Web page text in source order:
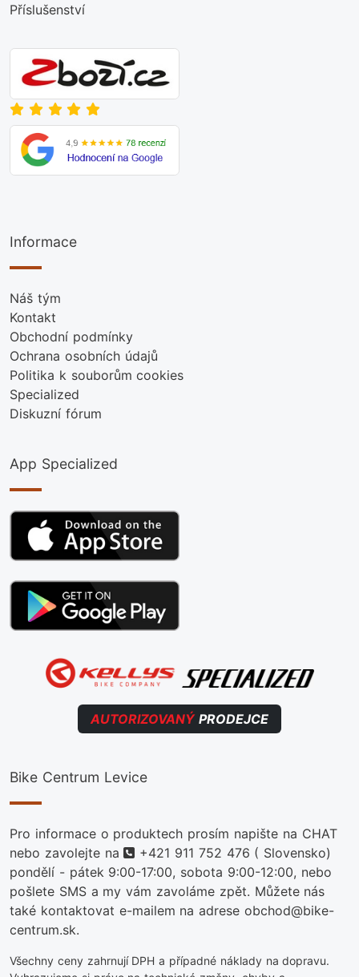
Příslušenství
Informace
Náš tým
Kontakt
Obchodní podmínky
Ochrana osobních údajů
Politika k souborům cookies
Specialized
Diskuzní fórum
App Specialized
AUTORIZOVANÝPRODEJCE
Bike Centrum Levice
Pro informace o produktech prosím napište na CHAT
nebo zavolejte na
telefon
+421 911 752 476 ( Slovensko)
pondělí - pátek 9:00-17:00, sobota 9:00-12:00, nebo
pošlete SMS a my vám zavoláme zpět. Můžete nás
také kontaktovat e-mailem na adrese obchod@bike-
centrum.sk.
Všechny ceny zahrnují DPH a případné náklady na dopravu.